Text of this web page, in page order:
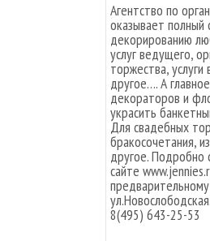
Агентство по
оказывает полный
декорированию
услуг ведущего,
торжества,
другое…. А
декораторов и
украсить
Для свадебных
бракосочетания,
другое. Подробно
сайте
8(495) 643-25-53